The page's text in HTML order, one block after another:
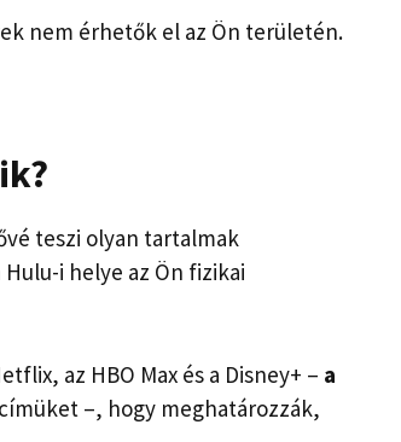
nem érhetők el az Ön területén.
teszi olyan tartalmak
i helye az Ön fizikai
az HBO Max és a Disney+ – a
–, hogy meghatározzák,